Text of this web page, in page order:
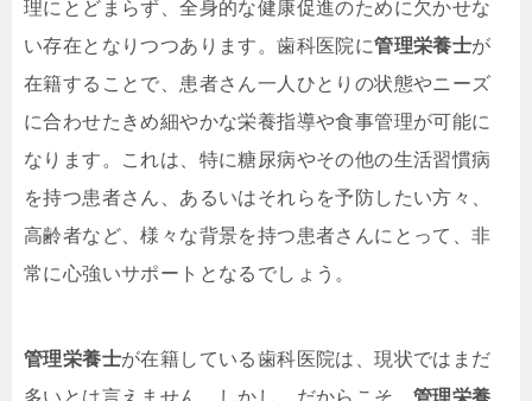
理にとどまらず、全身的な健康促進のために欠かせな
い存在となりつつあります。歯科医院に管理栄養士が
在籍することで、患者さん一人ひとりの状態やニーズ
に合わせたきめ細やかな栄養指導や食事管理が可能に
なります。これは、特に糖尿病やその他の生活習慣病
を持つ患者さん、あるいはそれらを予防したい方々、
高齢者など、様々な背景を持つ患者さんにとって、非
常に心強いサポートとなるでしょう。
管理栄養士が在籍している歯科医院は、現状ではまだ